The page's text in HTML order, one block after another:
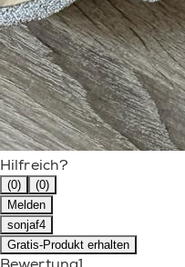
Hilfreich?
(0)
(0)
Melden
sonjaf4
Gratis-Produkt erhalten